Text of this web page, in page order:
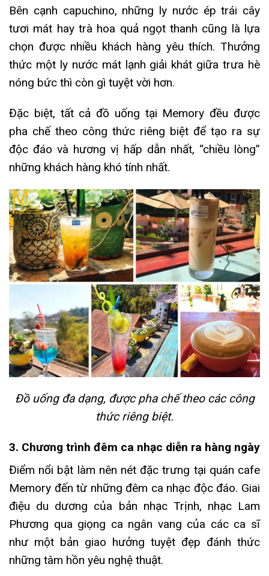
Bên cạnh capuchino, những ly nước ép trái cây
tươi mát hay trà hoa quả ngọt thanh cũng là lựa
chọn được nhiều khách hàng yêu thích. Thưởng
thức một ly nước mát lạnh giải khát giữa trưa hè
nóng bức thì còn gì tuyệt vời hơn.
Đặc biệt, tất cả đồ uống tại Memory đều được
pha chế theo công thức riêng biệt để tạo ra sự
độc đáo và hương vị hấp dẫn nhất, “chiều lòng”
những khách hàng khó tính nhất.
Đồ uống đa dạng, được pha chế theo các công
thức riêng biệt.
3. Chương trình đêm ca nhạc diễn ra hàng ngày
Điểm nổi bật làm nên nét đặc trưng tại quán cafe
Memory đến từ những đêm ca nhạc độc đáo. Giai
điệu du dương của bản nhạc Trịnh, nhạc Lam
Phương qua giọng ca ngân vang của các ca sĩ
như một bản giao hưởng tuyệt đẹp đánh thức
những tâm hồn yêu nghệ thuật.